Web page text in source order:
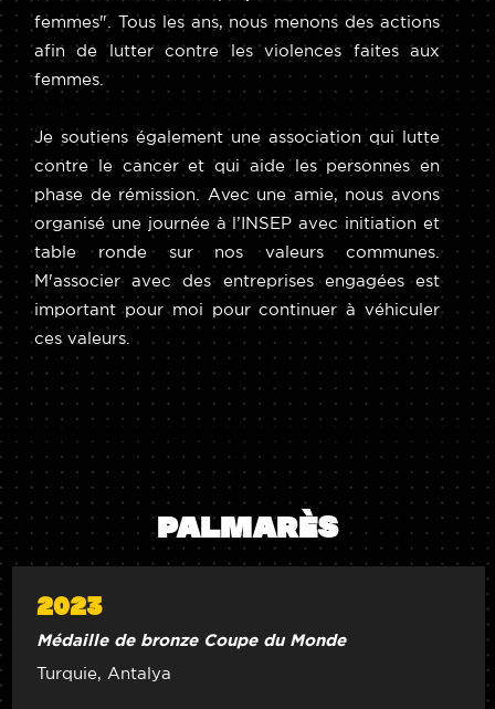
femmes". Tous les ans, nous menons des actions
afin de lutter contre les violences faites aux
femmes.
Je soutiens également une association qui lutte
contre le cancer et qui aide les personnes en
phase de rémission. Avec une amie, nous avons
organisé une journée à l’INSEP avec initiation et
table ronde sur nos valeurs communes.
M'associer avec des entreprises engagées est
important pour moi pour continuer à véhiculer
ces valeurs.
PALMARÈS
2023
Médaille de bronze Coupe du Monde
Turquie, Antalya